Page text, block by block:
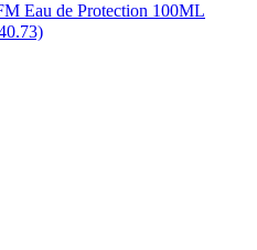
Eau de Protection 100ML